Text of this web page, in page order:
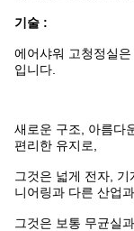
기술 :
에어샤워 고청정실
입니다.
새로운 구조, 아름다
편리한 유지로,
그것은 넓게 전자,
니어링과 다른 산업
그것은 보통 무균실